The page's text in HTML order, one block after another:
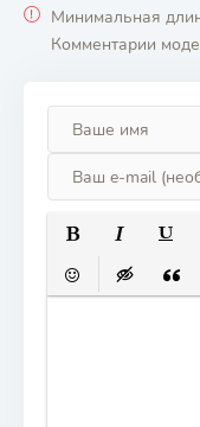
Минимальная
Комментарии
ПОЛУЖИРНЫЙ
КУРСИВ
ВСТАВИТЬВСТАВКА